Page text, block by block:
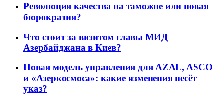
Революция качества на таможне или новая
бюрократия?
Что стоит за визитом главы МИД
Азербайджана в Киев?
Новая модель управления для AZAL, ASCO
и «Азеркосмоса»: какие изменения несёт
указ?